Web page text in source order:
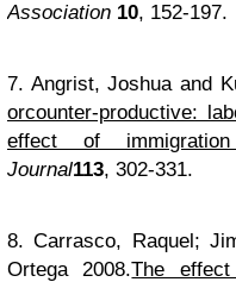
Association 10, 152-197.
7. Angrist, Joshua and
orcounter-productive:
effect of
Journal113, 302-331.
8.Carrasco, Raquel;
Ortega 2008.The